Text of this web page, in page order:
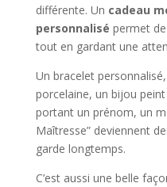
différente. Un cadeau
personnalisé permet
tout en gardant une
Un bracelet
porcelaine, un bijou
portant un prénom, un
Maîtresse” deviennent
garde longtemps.
C’est aussi une belle